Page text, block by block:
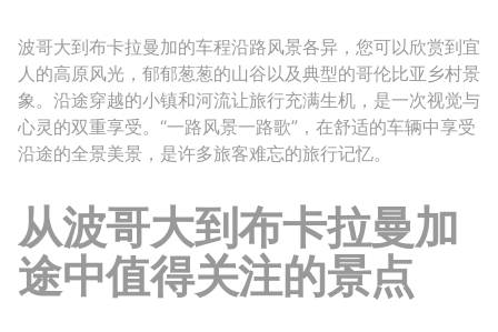
波哥大到布卡拉曼加的车程沿路风景各异，您可以欣赏到宜
人的高原风光，郁郁葱葱的山谷以及典型的哥伦比亚乡村景
象。沿途穿越的小镇和河流让旅行充满生机，是一次视觉与
心灵的双重享受。“一路风景一路歌”，在舒适的车辆中享受
沿途的全景美景，是许多旅客难忘的旅行记忆。
从波哥大到布卡拉曼加
途中值得关注的景点